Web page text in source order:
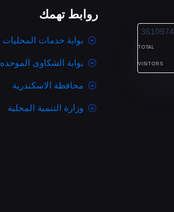
3610974
TOTAL
VISITORS
روابط تهمك
بوابة خدمات المحليات
بوابة الشكاوى الموحده
محافظة الاسكندرية
وزارة التنمية المحلية